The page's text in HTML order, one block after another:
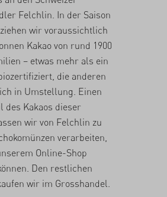
Felchlin. In der Saison
wir voraussichtlich
Kakao von rund 1900
– etwas mehr als ein
die anderen
in Umstellung. Einen
des Kakaos dieser
wir von Felchlin zu
verarbeiten,
Online-Shop
Den restlichen
wir im Grosshandel.